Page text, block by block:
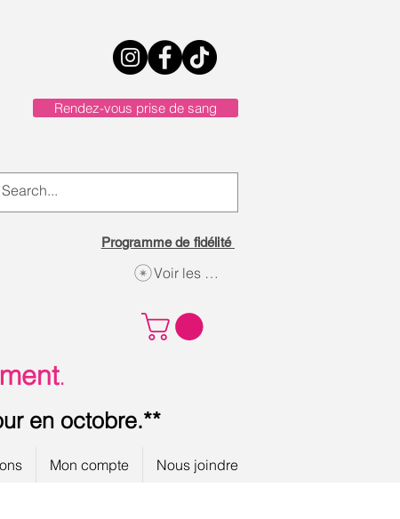
Rendez-vous prise de sang
Programme de fidélité
Voir les points
.
en octobre.**
Mon compte Nous joindre